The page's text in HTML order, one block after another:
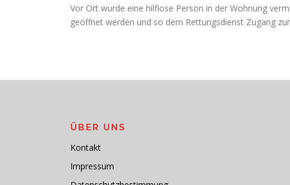
Vor Ort wurde eine hilflose Person in der Wohnung
geöffnet werden und so dem Rettungsdienst Zugang
ÜBER UNS
Kontakt
Impressum